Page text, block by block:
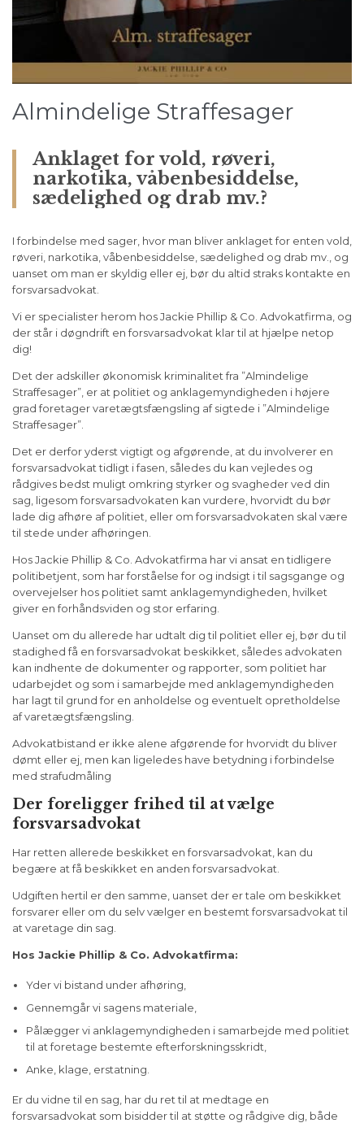
Almindelige Straffesager
Anklaget for vold, røveri,
narkotika, våbenbesiddelse,
sædelighed og drab mv.?
I forbindelse med sager, hvor man bliver anklaget for enten vold,
røveri, narkotika, våbenbesiddelse, sædelighed og drab mv., og
uanset om man er skyldig eller ej, bør du altid straks kontakte en
forsvarsadvokat.
Vi er specialister herom hos Jackie Phillip & Co. Advokatfirma, og
der står i døgndrift en forsvarsadvokat klar til at hjælpe netop
dig!
Det der adskiller økonomisk kriminalitet fra ”Almindelige
Straffesager”, er at politiet og anklagemyndigheden i højere
grad foretager varetægtsfængsling af sigtede i ”Almindelige
Straffesager”.
Det er derfor yderst vigtigt og afgørende, at du involverer en
forsvarsadvokat tidligt i fasen, således du kan vejledes og
rådgives bedst muligt omkring styrker og svagheder ved din
sag, ligesom forsvarsadvokaten kan vurdere, hvorvidt du bør
lade dig afhøre af politiet, eller om forsvarsadvokaten skal være
til stede under afhøringen.
Hos Jackie Phillip & Co. Advokatfirma har vi ansat en tidligere
politibetjent, som har forståelse for og indsigt i til sagsgange og
overvejelser hos politiet samt anklagemyndigheden, hvilket
giver en forhåndsviden og stor erfaring.
Uanset om du allerede har udtalt dig til politiet eller ej, bør du til
stadighed få en forsvarsadvokat beskikket, således advokaten
kan indhente de dokumenter og rapporter, som politiet har
udarbejdet og som i samarbejde med anklagemyndigheden
har lagt til grund for en anholdelse og eventuelt opretholdelse
af varetægtsfængsling.
Advokatbistand er ikke alene afgørende for hvorvidt du bliver
dømt eller ej, men kan ligeledes have betydning i forbindelse
med strafudmåling
Der foreligger frihed til at vælge
forsvarsadvokat
Har retten allerede beskikket en forsvarsadvokat, kan du
begære at få beskikket en anden forsvarsadvokat.
Udgiften hertil er den samme, uanset der er tale om beskikket
forsvarer eller om du selv vælger en bestemt forsvarsadvokat til
at varetage din sag.
Hos Jackie Phillip & Co. Advokatfirma:
Yder vi bistand under afhøring,
Gennemgår vi sagens materiale,
Pålægger vi anklagemyndigheden i samarbejde med politiet
til at foretage bestemte efterforskningsskridt,
Anke, klage, erstatning.
Er du vidne til en sag, har du ret til at medtage en
forsvarsadvokat som bisidder til at støtte og rådgive dig, både